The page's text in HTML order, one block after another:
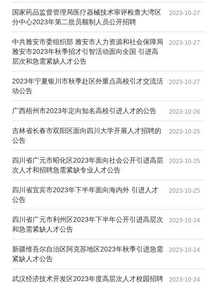
2023-10-27
国家药品监督管理局医疗器械技术审评检查大湾区
分中心2023年第二批员额制人员公开招聘
2023-10-27
中共雅安市委组织部 雅安市人力资源和社会保障局
雅安市2023年秋季招才引智活动面向全国 引进高
层次和急需紧缺人才公告
2023-10-27
2023年宁夏银川市秋季赴区外重点高校引才交流活
动公告
2023-10-26
广西梧州市2023年定向知名高校引进人才的公告
2023-10-25
吉林省长春市双阳区面向四川大学开展人才招聘的
公告
2023-10-25
四川省广元市昭化区2023年面向社会公开引进高层
次人才和招聘急需紧缺专业人才公告
2023-10-25
四川省宜宾市2023年下半年面向海内外 引进人才
公告
2023-10-24
四川省广元市利州区2023年下半年公开引进高层次
和急需紧缺人才公告
2023-10-24
新疆维吾尔自治区阿克苏地区2023年秋季引进急需
紧缺人才公告
2023-10-24
武汉经济技术开发区2023年度高层次人才校园招聘